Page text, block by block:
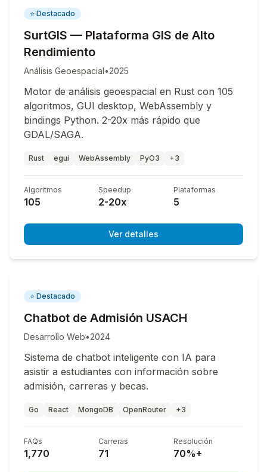
⭐ Destacado
SurtGIS — Plataforma GIS de Alto
Rendimiento
Análisis Geoespacial•2025
Motor de análisis geoespacial en Rust con 105
algoritmos, GUI desktop, WebAssembly y
bindings Python. 2-20x más rápido que
GDAL/SAGA.
Rust egui WebAssembly PyO3 +3
Algoritmos
105
Speedup
2-20x
Plataformas
5
Ver detalles
⭐ Destacado
Chatbot de Admisión USACH
Desarrollo Web•2024
Sistema de chatbot inteligente con IA para
asistir a estudiantes con información sobre
admisión, carreras y becas.
Go React MongoDB OpenRouter +3
FAQs
1,770
Carreras
71
Resolución
70%+